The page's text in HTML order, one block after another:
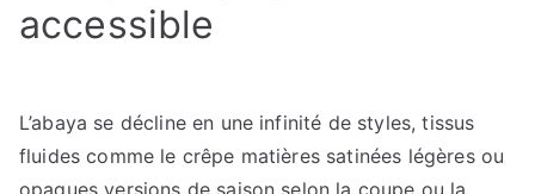
accessible
L’abaya se décline en une infinité de styles, tissus
fluides comme le crêpe matières satinées légères ou
opaques versions de saison selon la coupe ou la